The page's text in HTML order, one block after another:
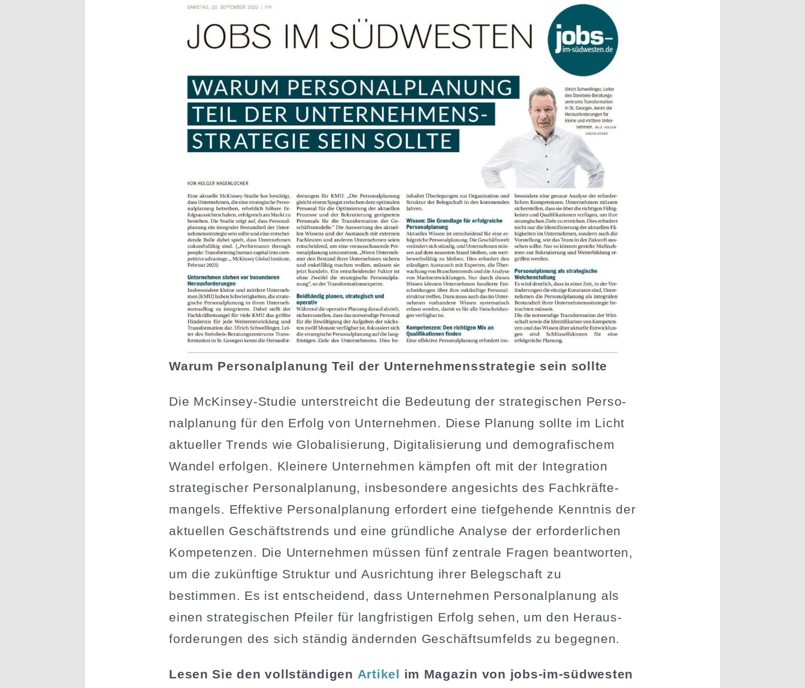
Warum Perso­nal­planung Teil der Unter­neh­mens­stra­tegie sein sollte
Die McKinsey-Studie unter­streicht die Bedeutung der strate­gi­schen Perso­
nal­planung für den Erfolg von Unter­nehmen. Diese Planung sollte im Licht
aktueller Trends wie Globa­li­sierung, Digita­li­sierung und demogra­fi­schem
Wandel erfolgen. Kleinere Unter­nehmen kämpfen oft mit der Integration
strate­gi­scher Perso­nal­planung, insbe­sondere angesichts des Fachkräf­te­
mangels. Effektive Perso­nal­planung erfordert eine tiefge­hende Kenntnis der
aktuellen Geschäfts­trends und eine gründ­liche Analyse der erfor­der­lichen
Kompe­tenzen. Die Unter­nehmen müssen fünf zentrale Fragen beant­worten,
um die zukünftige Struktur und Ausrichtung ihrer Beleg­schaft zu
bestimmen. Es ist entscheidend, dass Unter­nehmen Perso­nal­planung als
einen strate­gi­schen Pfeiler für langfris­tigen Erfolg sehen, um den Heraus­
for­de­rungen des sich ständig ändernden Geschäfts­um­felds zu begegnen.
Lesen Sie den vollstän­digen Artikel im Magazin von jobs-im-südwesten